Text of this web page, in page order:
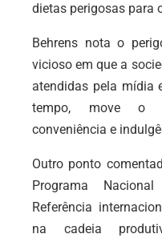
dietas perigosas para
Behrens nota o
vicioso em que a
atendidas pela mídia
tempo, move o
conveniência e
Outro ponto
Programa
Referência
na cadeia